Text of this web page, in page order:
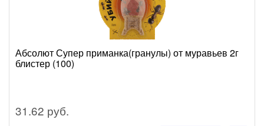
Абсолют Супер приманка(гранулы) от муравьев 2г
блистер (100)
31.62 руб.